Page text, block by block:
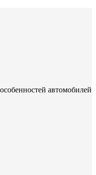
автомобилей